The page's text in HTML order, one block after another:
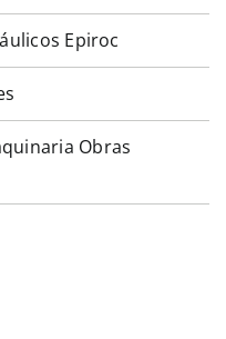
Epiroc
Obras